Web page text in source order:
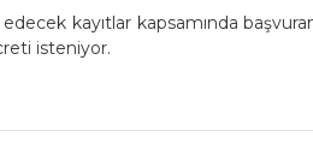
kayıtlar kapsamında
isteniyor.